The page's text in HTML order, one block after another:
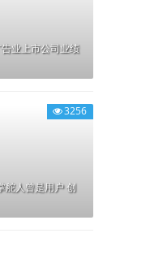
业上市公司业绩
3256
舵人曾是用户 创